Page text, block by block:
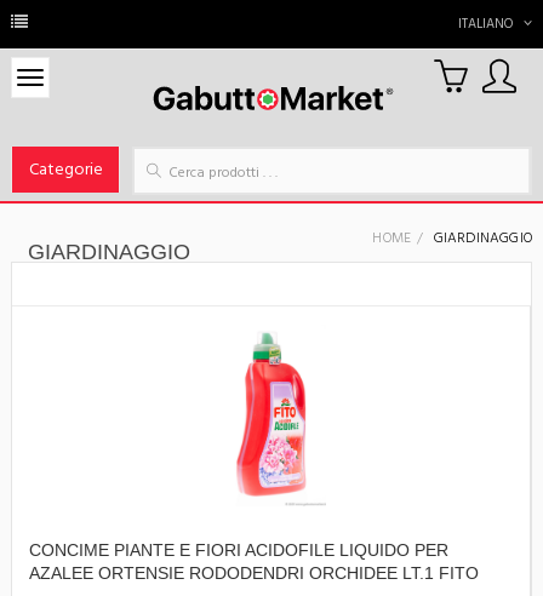
ITALIANO
Categorie
0
Carrello
HOME GIARDINAGGIO
GIARDINAGGIO
CONCIME PIANTE E FIORI ACIDOFILE LIQUIDO PER
AZALEE ORTENSIE RODODENDRI ORCHIDEE LT.1 FITO